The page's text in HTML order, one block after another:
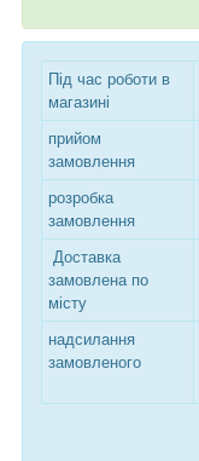
Під час роботи в
магазині
прийом
замовлення
розробка
замовлення
Доставка
замовлена по
місту
надсилання
замовленого